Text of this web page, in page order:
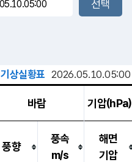
기상실황표 2026.05.10.05:00
바람 기압(hPa)
풍향
풍속
m/s
해면
기압